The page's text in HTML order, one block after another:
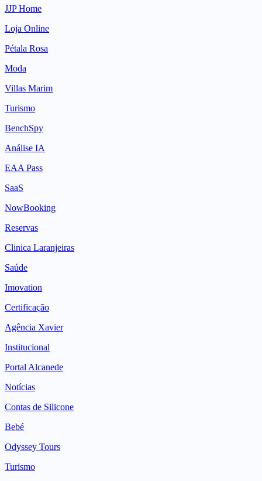
JJP Home
Loja Online
Pétala Rosa
Moda
Villas Marim
Turismo
BenchSpy
Análise IA
EAA Pass
SaaS
NowBooking
Reservas
Clinica Laranjeiras
Saúde
Imovation
Certificação
Agência Xavier
Institucional
Portal Alcanede
Notícias
Contas de Silicone
Bebé
Odyssey Tours
Turismo